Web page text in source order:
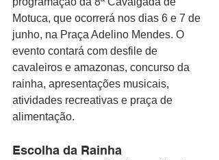
Motuca, que ocorrerá nos dias 6 e 7 de
junho, na Praça Adelino Mendes. O
evento contará com desfile de
cavaleiros e amazonas, concurso da
rainha, apresentações musicais,
atividades recreativas e praça de
alimentação.
Escolha da Rainha